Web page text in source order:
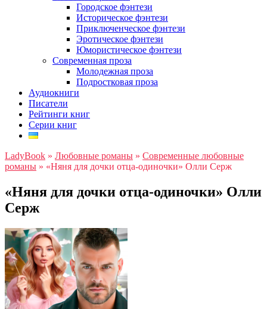
Городское фэнтези
Историческое фэнтези
Приключенческое фэнтези
Эротическое фэнтези
Юмористическое фэнтези
Современная проза
Молодежная проза
Подростковая проза
Аудиокниги
Писатели
Рейтинги книг
Серии книг
LadyBook » Любовные романы » Современные любовные
романы » «Няня для дочки отца-одиночки» Олли Серж
«Няня для дочки отца-одиночки» Олли
Серж